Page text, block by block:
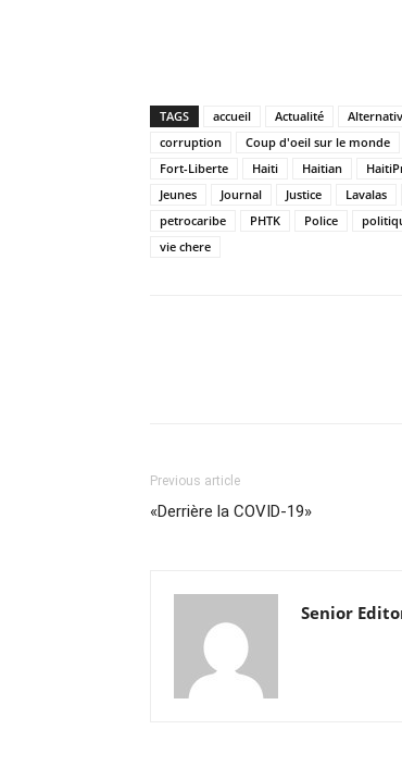
TAGS accueil Actualité
corruption
Coup d'oeil sur le monde
Fort-Liberte
Haiti Haitian
Jeunes
Journal Justice Lavalas
petrocaribe
PHTK Police
vie chere
Previous article
«Derrière la COVID-19»
Senior